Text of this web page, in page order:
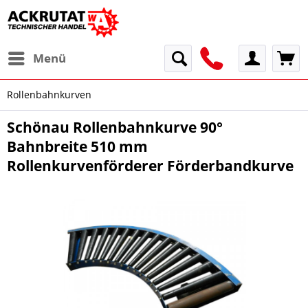
Menü
Rollenbahnkurven
Schönau Rollenbahnkurve 90°
Bahnbreite 510 mm
Rollenkurvenförderer Förderbandkurve